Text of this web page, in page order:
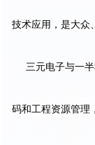
技术应用，是大众
三元电子与一
码和工程资源管理